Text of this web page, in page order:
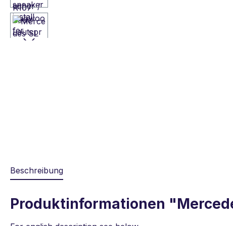
Beschreibung
Produktinformationen